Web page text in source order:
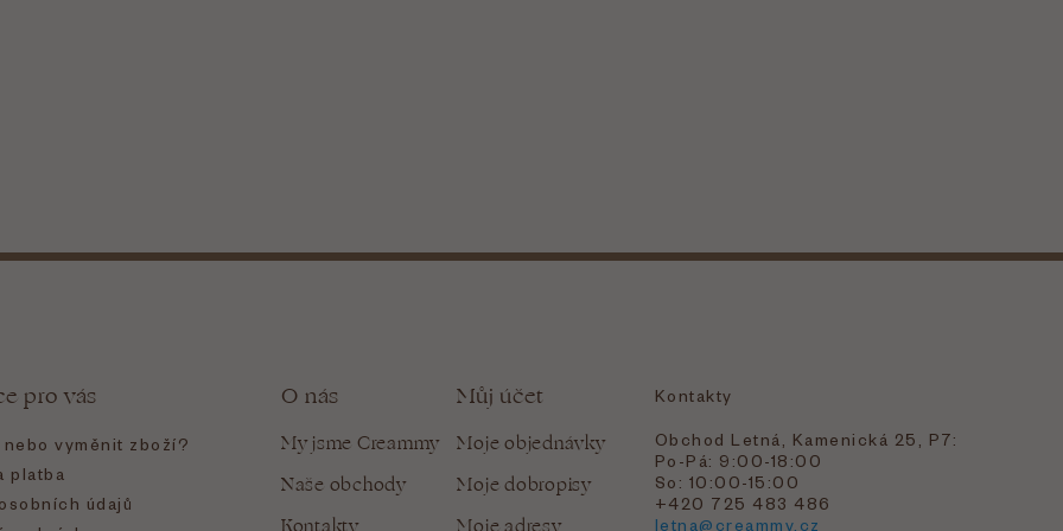
pro vás
vyměnit zboží?
platba
údajů
O nás
My jsme Creammy
Naše obchody
Můj účet
Moje objednávky
Moje dobropisy
Kontakty
Obchod Letná, Kamenická 25, P7:
Po-Pá: 9:00-18:00
So: 10:00-15:00
+420 725 483 486
letna@creammy.cz